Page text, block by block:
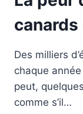
canards
Des milliers
chaque
peut,
comme s’il…